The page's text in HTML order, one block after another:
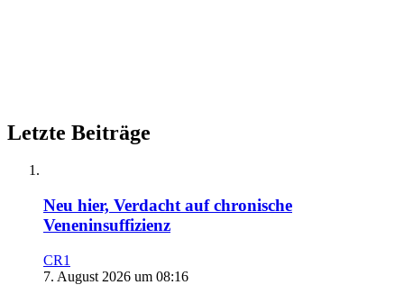
Letzte Beiträge
Neu hier, Verdacht auf chronische
Veneninsuffizienz
CR1
7. August 2026 um 08:16